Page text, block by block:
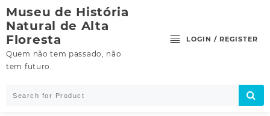
Skip
to
content
Museu de História
Natural de Alta
Floresta
Quem não tem passado, não
tem futuro.
LOGIN / REGISTER